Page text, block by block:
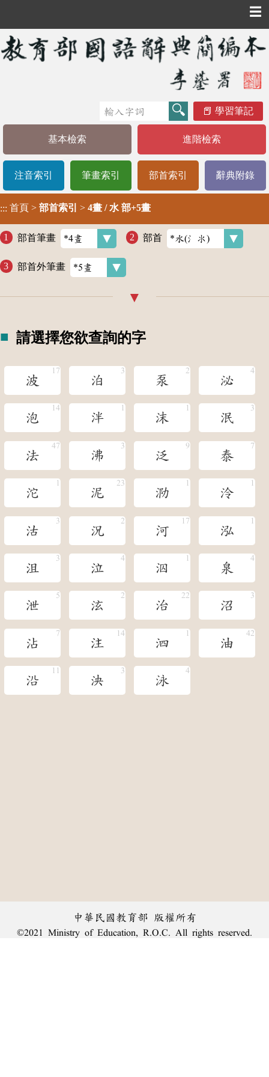
☰
學習筆記
基本檢索 進階檢索
注音索引 筆畫索引 部首索引 辭典附錄
::: 首頁 > 部首索引 > 4畫 / 水 部+5畫
部首筆畫 部首
部首外筆畫
請選擇您欲查詢的字
波 泊 泵 泌
泡 泮 沫 泯
法 沸 泛 泰
沱 泥 泐 泠
沽 況 河 泓
沮 泣 泅 泉
泄 泫 治 沼
沾 注 泗 油
沿 泱 泳
中華民國教育部 版權所有
©2021 Ministry of Education, R.O.C. All rights reserved.